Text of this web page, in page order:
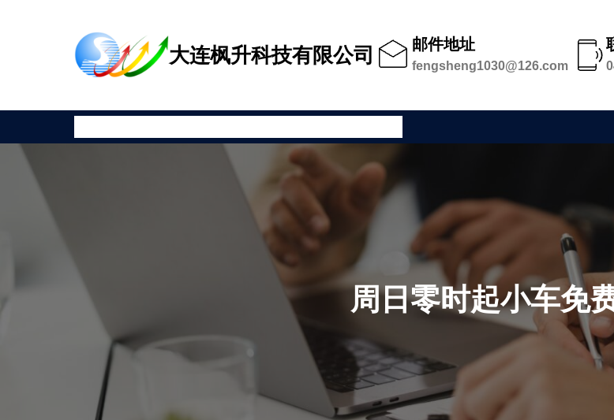
大连枫升科技有限公司 邮件地址
fengsheng1030@126.com
周日零时起小车免